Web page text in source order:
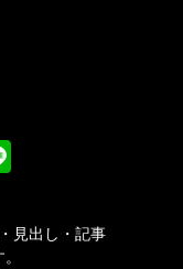
見出し・記事